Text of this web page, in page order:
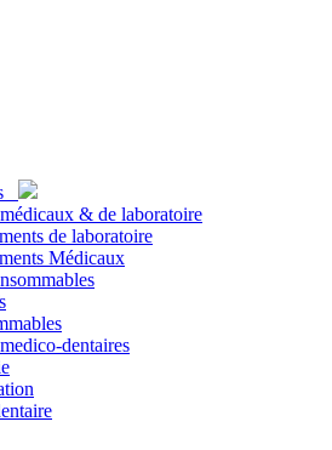
& de laboratoire
de laboratoire
Médicaux
dentaires